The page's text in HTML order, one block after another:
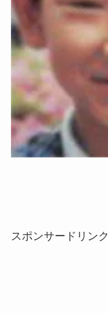
スポンサードリンク